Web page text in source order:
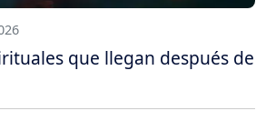
que llegan después de